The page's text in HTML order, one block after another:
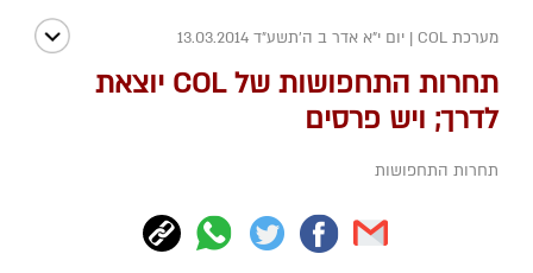
מערכת COL | יום י"א אדר ב ה׳תשע״ד 13.03.2014
תחרות התחפושות של COL יוצאת
לדרך; ויש פרסים
תחרות התחפושות